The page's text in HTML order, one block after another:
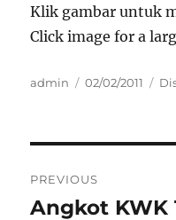
Klik gambar untuk
Click image for a
Author
admin
Posted
02/02/2011
navigation
PREVIOUS
Previous
Angkot KWK